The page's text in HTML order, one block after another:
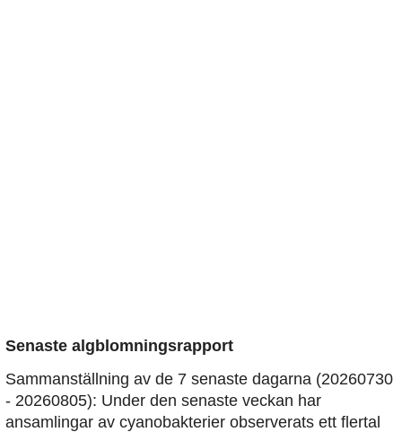
Senaste algblomningsrapport
Sammanställning av de 7 senaste dagarna (20260730
- 20260805): Under den senaste veckan har
ansamlingar av cyanobakterier observerats ett flertal